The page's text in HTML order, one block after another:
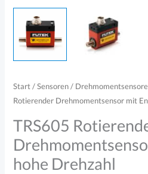
Start /Sensoren/
Rotierender Drehmomentsensor mit
TRS605
hohe Drehzahl